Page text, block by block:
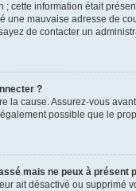
; cette information était
une mauvaise adresse de
de contacter un
?
la cause. Assurez-vous
possible que le
mais ne peux à présent
ait désactivé ou